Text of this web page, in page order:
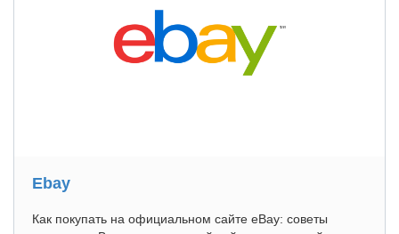
Ebay
Как покупать на официальном сайте eBay: советы